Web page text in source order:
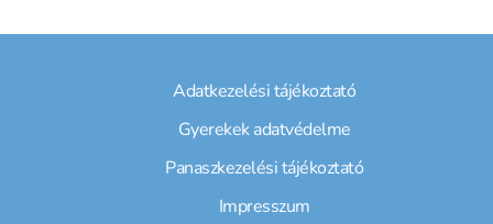
Adatkezelési tájékoztató
Gyerekek adatvédelme
Panaszkezelési tájékoztató
Impresszum